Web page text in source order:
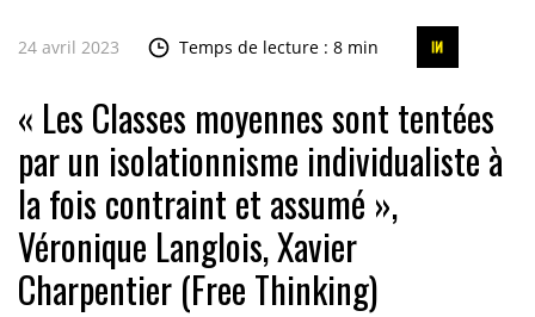
24 avril 2023 Temps de lecture : 8 min
« Les Classes moyennes sont tentées
par un isolationnisme individualiste à
la fois contraint et assumé »,
Véronique Langlois, Xavier
Charpentier (Free Thinking)